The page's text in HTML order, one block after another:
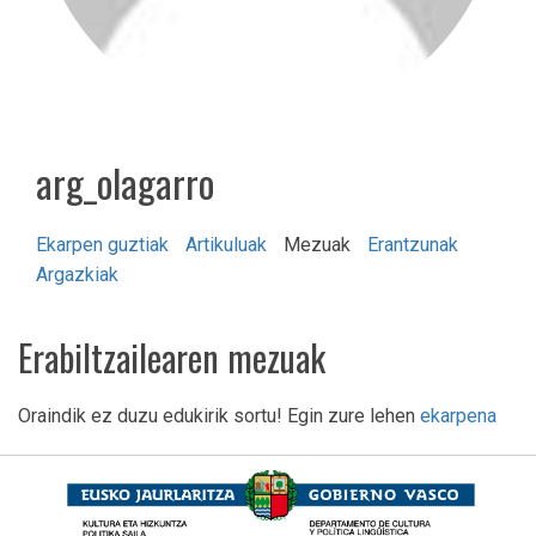
arg_olagarro
Ekarpen guztiak Artikuluak Mezuak
Erantzunak
Argazkiak
Erabiltzailearen mezuak
Oraindik ez duzu edukirik sortu! Egin zure lehen ekarpena